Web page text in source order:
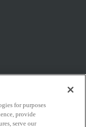
for purposes
provide
serve our